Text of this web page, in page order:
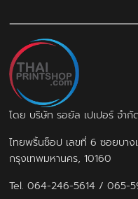
โดย บริษัท รอยัล เปเปอร์ จำกั
ไทยพริ้นช็อป เลขที่ 6 ซอยบา
กรุงเทพมหานคร, 10160
Tel.064-246-5614 /065-